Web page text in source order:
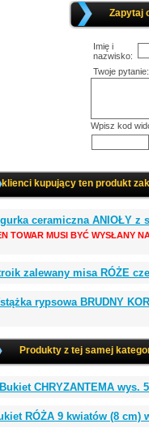
Zapytaj
Imię i
nazwisko:
Twoje pytanie:
Wpisz kod
klienci kupujący ten produkt
ceramiczna ANIOŁY z
TOWAR MUSI BYĆ WYSŁANY
zalewany misa RÓŻE
rypsowa BRUDNY
Produkty z tej samej
CHRYZANTEMA wys.
RÓŻA 9 kwiatów (8 cm)